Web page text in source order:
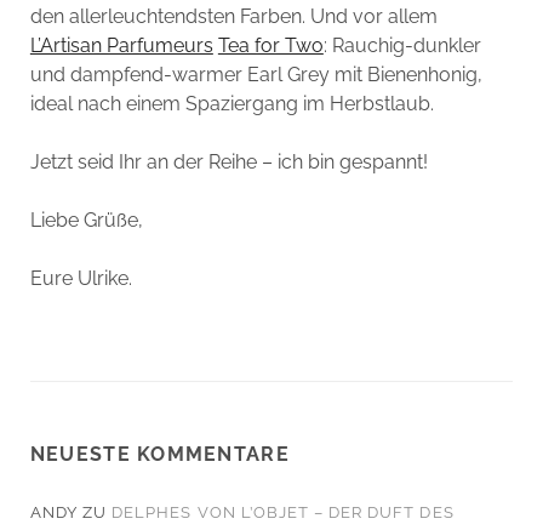
den allerleuchtendsten Farben. Und vor allem
L’Artisan Parfumeurs Tea for Two: Rauchig-dunkler
und dampfend-warmer Earl Grey mit Bienenhonig,
ideal nach einem Spaziergang im Herbstlaub.
Jetzt seid Ihr an der Reihe – ich bin gespannt!
Liebe Grüße,
Eure Ulrike.
NEUESTE KOMMENTARE
ANDY ZU DELPHES VON L’OBJET – DER DUFT DES